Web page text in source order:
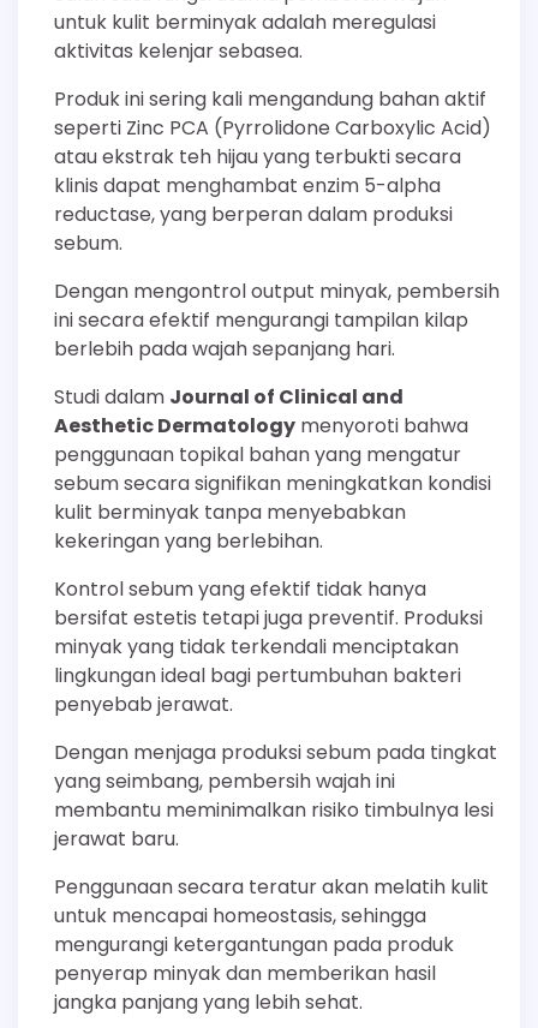
untuk kulit berminyak adalah meregulasi
aktivitas kelenjar sebasea.
Produk ini sering kali mengandung bahan aktif
seperti Zinc PCA (Pyrrolidone Carboxylic Acid)
atau ekstrak teh hijau yang terbukti secara
klinis dapat menghambat enzim 5-alpha
reductase, yang berperan dalam produksi
sebum.
Dengan mengontrol output minyak, pembersih
ini secara efektif mengurangi tampilan kilap
berlebih pada wajah sepanjang hari.
Studi dalam Journal of Clinical and
Aesthetic Dermatology menyoroti bahwa
penggunaan topikal bahan yang mengatur
sebum secara signifikan meningkatkan kondisi
kulit berminyak tanpa menyebabkan
kekeringan yang berlebihan.
Kontrol sebum yang efektif tidak hanya
bersifat estetis tetapi juga preventif. Produksi
minyak yang tidak terkendali menciptakan
lingkungan ideal bagi pertumbuhan bakteri
penyebab jerawat.
Dengan menjaga produksi sebum pada tingkat
yang seimbang, pembersih wajah ini
membantu meminimalkan risiko timbulnya lesi
jerawat baru.
Penggunaan secara teratur akan melatih kulit
untuk mencapai homeostasis, sehingga
mengurangi ketergantungan pada produk
penyerap minyak dan memberikan hasil
jangka panjang yang lebih sehat.